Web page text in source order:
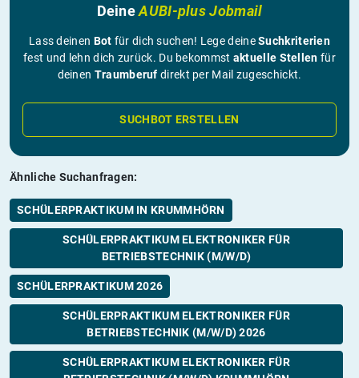
DeineAUBI-plus Jobmail
Lass deinen Bot für dich suchen! Lege deineSuchkriterien
fest und lehn dich zurück. Du bekommst aktuelle Stellen für
deinen Traumberuf direkt per Mail zugeschickt.
SUCHBOT ERSTELLEN
Ähnliche Suchanfragen:
SCHÜLERPRAKTIKUM IN KRUMMHÖRN
SCHÜLERPRAKTIKUM ELEKTRONIKER FÜR
BETRIEBSTECHNIK (M/W/D)
SCHÜLERPRAKTIKUM 2026
SCHÜLERPRAKTIKUM ELEKTRONIKER FÜR
BETRIEBSTECHNIK (M/W/D) 2026
SCHÜLERPRAKTIKUM ELEKTRONIKER FÜR